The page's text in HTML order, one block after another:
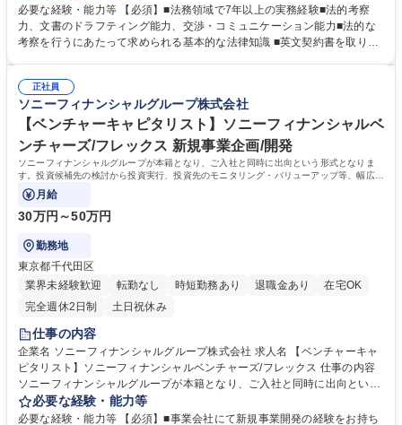
アンス・内部統制の面から支える重要ポジションです。 ■投資案件での法
務に関するデューデリジェンス、投資契約のドラフト作成やレビュー、既
存投資先の株主総会に関する書類を始めとする重要書類のレビュー ■会社
む、法務関連業務 ※他備考欄追記参照 募集職種 【法務・コンプライアン
ス】ソニーフィナンシャルベンチャーズ出向/フレックス
必要な経験・能力等 【必須】■法務領域で7年以上の実務経験■法的考察
力、文書のドラフティング能力、交渉・コミュニケーション能力■法的な
考察を行うにあたって求められる基本的な法律知識 ■英文契約書を取り扱
スに関する知見 【募集背景】 ベンチャー投資強化のため、法務・コンプ
ライアンス関連業務の増大に伴う人員不足を解消するため。 学歴・資格
学歴：大学院 大学 語学力：英語 資格：
正社員
ソニーフィナンシャルグループ株式会社
【ベンチャーキャピタリスト】ソニーフィナンシャルベ
ンチャーズ/フレックス 新規事業企画/開発
ソニーフィナンシャルグループが本籍となり、ご入社と同時に出向という形式となりま
す。投資候補先の検討から投資実行、投資先のモニタリング・バリューアップ等、幅広く
担当していただきます。
月給
30万円～50万円
勤務地
東京都千代田区
業界未経験歓迎
転勤なし 時短勤務あり 退職金あり
在宅OK
完全週休2日制
土日祝休み
仕事の内容
企業名 ソニーフィナンシャルグループ株式会社 求人名 【ベンチャーキャ
ピタリスト】ソニーフィナンシャルベンチャーズ/フレックス 仕事の内容
ソニーフィナンシャルグループが本籍となり、ご入社と同時に出向という
形式となります。投資候補先の検討から投資実行、投資先のモニタリン
グ・バリューアップ等、幅広く担当していただきます。 AIを中心とした有
必要な経験・能力等
必要な経験・能力等 【必須】■事業会社にて新規事業開発の経験をお持ち